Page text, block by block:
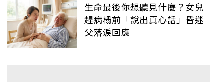
生命最後你想聽見什麼？女兒
趕病榻前「說出真心話」昏迷
父落淚回應